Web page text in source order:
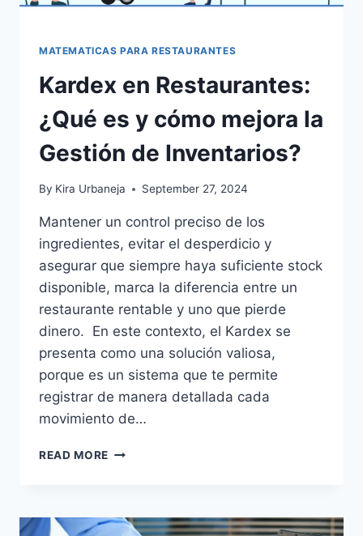
MATEMATICAS PARA RESTAURANTES
Kardex en Restaurantes:
¿Qué es y cómo mejora la
Gestión de Inventarios?
By Kira Urbaneja September 27, 2024
Mantener un control preciso de los
ingredientes, evitar el desperdicio y
asegurar que siempre haya suficiente stock
disponible, marca la diferencia entre un
restaurante rentable y uno que pierde
dinero. En este contexto, el Kardex se
presenta como una solución valiosa,
porque es un sistema que te permite
registrar de manera detallada cada
movimiento de…
READ MORE KARDEX
ES